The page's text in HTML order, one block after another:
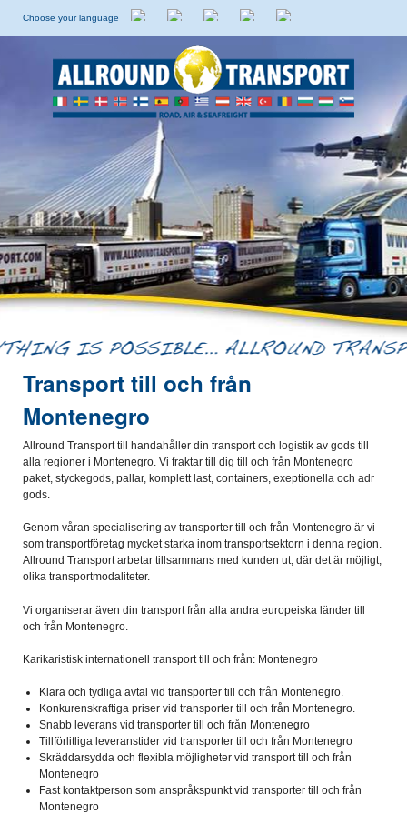
Choose your language
HolländskaEngelskaItalienskaSpanskaSvenska
Transport till och från
Montenegro
Allround Transport till handahåller din transport och logistik av gods till
alla regioner i Montenegro. Vi fraktar till dig till och från Montenegro
paket, styckegods, pallar, komplett last, containers, exeptionella och adr
gods.
Genom våran specialisering av transporter till och från Montenegro är vi
som transportföretag mycket starka inom transportsektorn i denna region.
Allround Transport arbetar tillsammans med kunden ut, där det är möjligt,
olika transportmodaliteter.
Vi organiserar även din transport från alla andra europeiska länder till
och från Montenegro.
Karikaristisk internationell transport till och från: Montenegro
Klara och tydliga avtal vid transporter till och från Montenegro.
Konkurenskraftiga priser vid transporter till och från Montenegro.
Snabb leverans vid transporter till och från Montenegro
Tillförlitliga leveranstider vid transporter till och från Montenegro
Skräddarsydda och flexibla möjligheter vid transport till och från
Montenegro
Fast kontaktperson som anspråkspunkt vid transporter till och från
Montenegro